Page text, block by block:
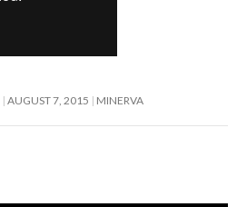
AUGUST 7, 2015 MINERVA